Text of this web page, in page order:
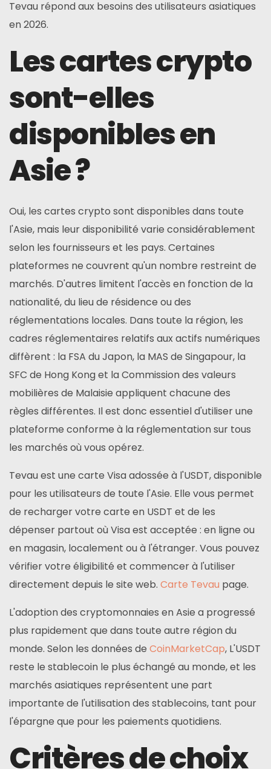
Tevau répond aux besoins des utilisateurs asiatiques
en 2026.
Les cartes crypto
sont-elles
disponibles en
Asie ?
Oui, les cartes crypto sont disponibles dans toute
l'Asie, mais leur disponibilité varie considérablement
selon les fournisseurs et les pays. Certaines
plateformes ne couvrent qu'un nombre restreint de
marchés. D'autres limitent l'accès en fonction de la
nationalité, du lieu de résidence ou des
réglementations locales. Dans toute la région, les
cadres réglementaires relatifs aux actifs numériques
diffèrent : la FSA du Japon, la MAS de Singapour, la
SFC de Hong Kong et la Commission des valeurs
mobilières de Malaisie appliquent chacune des
règles différentes. Il est donc essentiel d'utiliser une
plateforme conforme à la réglementation sur tous
les marchés où vous opérez.
Tevau est une carte Visa adossée à l'USDT, disponible
pour les utilisateurs de toute l'Asie. Elle vous permet
de recharger votre carte en USDT et de les
dépenser partout où Visa est acceptée : en ligne ou
en magasin, localement ou à l'étranger. Vous pouvez
vérifier votre éligibilité et commencer à l'utiliser
directement depuis le site web. Carte Tevau page.
L'adoption des cryptomonnaies en Asie a progressé
plus rapidement que dans toute autre région du
monde. Selon les données de CoinMarketCap, L'USDT
reste le stablecoin le plus échangé au monde, et les
marchés asiatiques représentent une part
importante de l'utilisation des stablecoins, tant pour
l'épargne que pour les paiements quotidiens.
Critères de choix